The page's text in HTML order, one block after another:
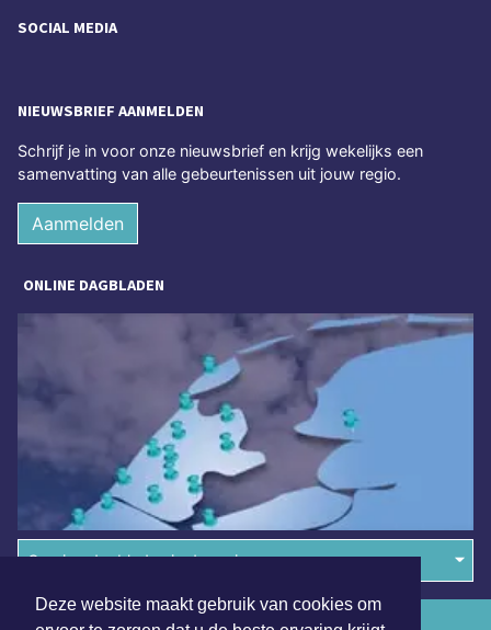
Deze website maakt gebruik van cookies om
SOCIAL MEDIA
NIEUWSBRIEF AANMELDEN
Schrijf je in voor onze nieuwsbrief en krijg wekelijks een
samenvatting van alle gebeurtenissen uit jouw regio.
Aanmelden
ONLINE DAGBLADEN
Overige dagbladen in de regio